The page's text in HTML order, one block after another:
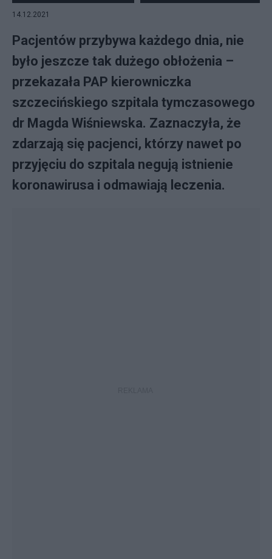
14.12.2021
Pacjentów przybywa każdego dnia, nie
było jeszcze tak dużego obłożenia –
przekazała PAP kierowniczka
szczecińskiego szpitala tymczasowego
dr Magda Wiśniewska. Zaznaczyła, że
zdarzają się pacjenci, którzy nawet po
przyjęciu do szpitala negują istnienie
koronawirusa i odmawiają leczenia.